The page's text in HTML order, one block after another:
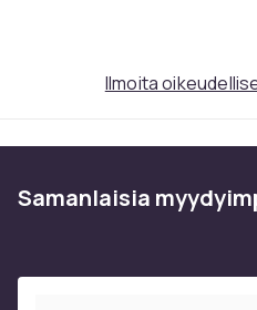
Ilmoita
Samanlaisia